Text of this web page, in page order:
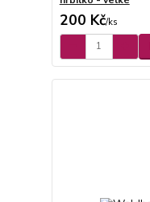
200 Kč/ks